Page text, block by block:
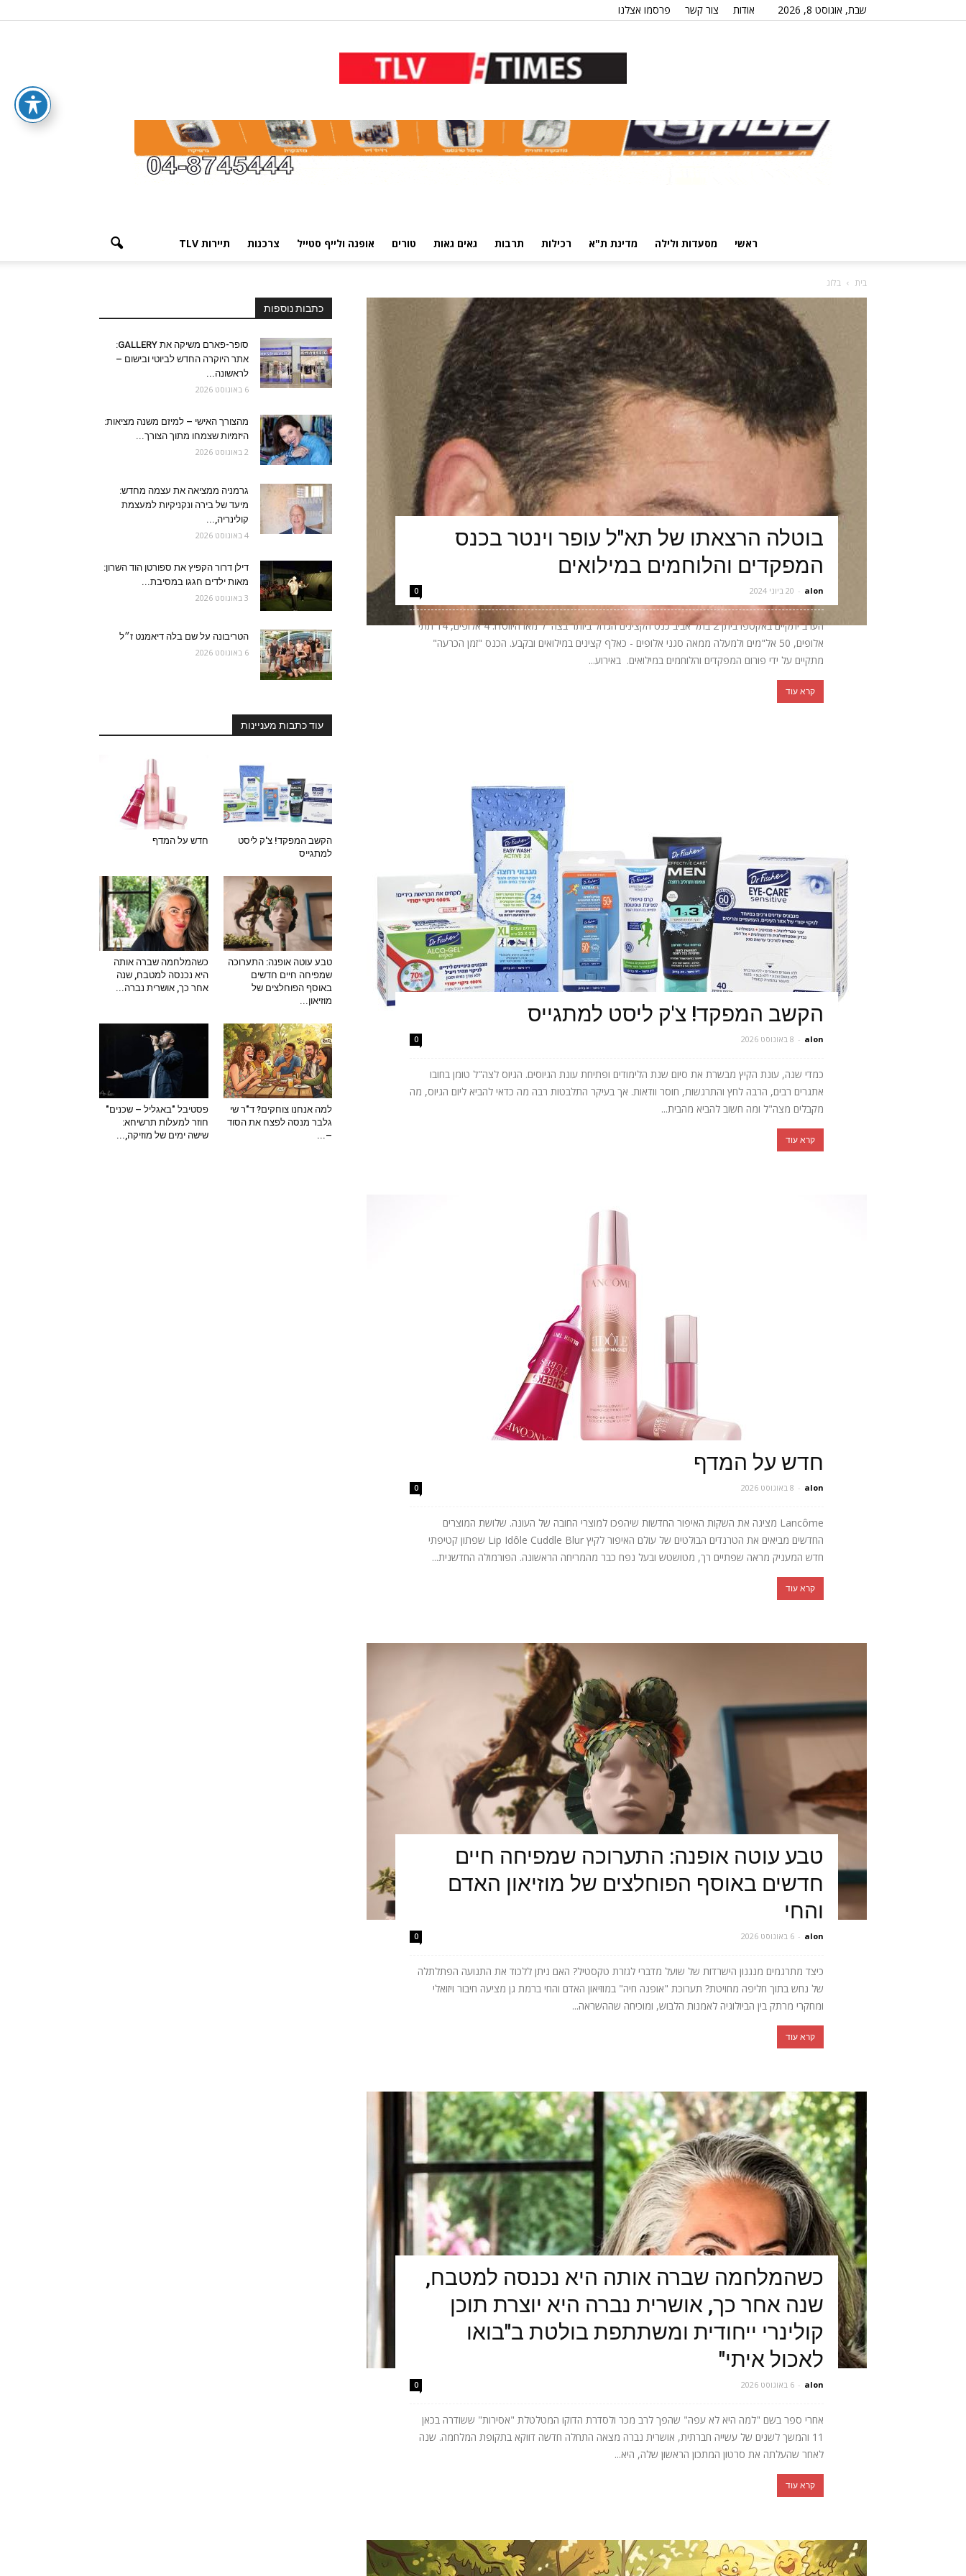
שבת, אוגוסט 8, 2026 אודות צור קשר פרסמו אצלנו
ראשי מסעדות ולילה מדינת ת"א רכילות תרבות גאים גאות טורים אופנה ולייף סטייל צרכנות תיירות TLV
בית בלוג
בוטלה הרצאתו של תא"ל עופר וינטר בכנס
המפקדים והלוחמים במילואים
alon
- 20 ביוני 2024 0
הערב יתקיים באקספו ביתן 2 בתל אביב כנס הקצינים הגדול ביותר בצה״ל מאז היווסדו: 4 אלופים, 14 תתי
אלופים, 50 אל"מים ולמעלה ממאה סגני אלופים - כאלף קצינים במילואים ובקבע. הכנס "זמן הכרעה"
מתקיים על ידי פורום המפקדים והלוחמים במילואים. באירוע...
קרא עוד
הקשב המפקד! צ'ק ליסט למתגייס
alon
- 8 באוגוסט 2026 0
כמדי שנה, עונת הקיץ מבשרת את סיום שנת הלימודים ופתיחת עונת הגיוסים. הגיוס לצה"ל טומן בחובו
אתגרים רבים, הרבה לחץ והתרגשות, חוסר וודאות. אך בעיקר התלבטות רבה מה כדאי להביא ליום הגיוס, מה
מקבלים מצה"ל ומה חשוב להביא מהבית...
קרא עוד
חדש על המדף
alon
- 8 באוגוסט 2026 0
Lancôme מציגה את השקות האיפור החדשות שיהפכו למוצרי החובה של העונה. שלושת המוצרים
החדשים מביאים את הטרנדים הבולטים של עולם האיפור לקיץ Lip Idôle Cuddle Blur שפתון קטיפתי
חדש המעניק מראה שפתיים רך, מטושטש ובעל נפח כבר מהמריחה הראשונה. הפורמולה החדשנית...
קרא עוד
טבע עוטה אופנה: התערוכה שמפיחה חיים
חדשים באוסף הפוחלצים של מוזיאון האדם
והחי
alon
- 6 באוגוסט 2026 0
כיצד מתרגמים מנגנון הישרדות של שועל מדברי לגזרת טקסטיל? האם ניתן ללכוד את התנועה הפתלתלה
של נחש בתוך חליפה מחויטת? תערוכת "אופנה חיה" במוזיאון האדם והחי ברמת גן מציעה חיבור ויזואלי
ומחקרי מרתק בין הביולוגיה לאמנות הלבוש, ומוכיחה שההשראה...
קרא עוד
כשהמלחמה שברה אותה היא נכנסה למטבח,
שנה אחר כך, אושרית נברה היא יוצרת תוכן
קולינרי ייחודית ומשתתפת בולטת ב"בואו
לאכול איתי"
alon
- 6 באוגוסט 2026 0
אחרי ספר בשם "למה היא לא עפה" שהפך לרב מכר ולסדרת הדוקו המטלטלת "אסירות" ששודרה בכאן
11 והמשך לשנים של עשייה חברתית, אושרית נברה מצאה התחלה חדשה דווקא בתקופת המלחמה. שנה
לאחר שהעלתה את סרטון המתכון הראשון שלה, היא...
קרא עוד
כתבות נוספות
סופר-פארם משיקה את GALLERY:
אתר היוקרה החדש לביוטי ובישום –
לראשונה...
6 באוגוסט 2026
מהצורך האישי – למיזם משנה מציאות:
היזמיות שצמחו מתוך הצורך...
2 באוגוסט 2026
גרמניה ממציאה את עצמה מחדש:
מיעד של בירה ונקניקיות למעצמת
קולינריה,...
4 באוגוסט 2026
דילן דרור הקפיץ את ספורטן הוד השרון:
מאות ילדים חגגו במסיבת...
3 באוגוסט 2026
הטריבונה על שם בלה דיאמנט ז״ל
6 באוגוסט 2026
עוד כתבות מעניינות
הקשב המפקד! צ'ק ליסט
למתגייס
חדש על המדף
טבע עוטה אופנה: התערוכה
שמפיחה חיים חדשים
באוסף הפוחלצים של
מוזיאון...
כשהמלחמה שברה אותה
היא נכנסה למטבח, שנה
אחר כך, אושרית נברה...
למה אנחנו צוחקים? ד"ר שי
גלבר מנסה לפצח את הסוד
–...
פסטיבל "באגליל – שכנים"
חוזר למעלות תרשיחא:
שישה ימים של מוזיקה,...